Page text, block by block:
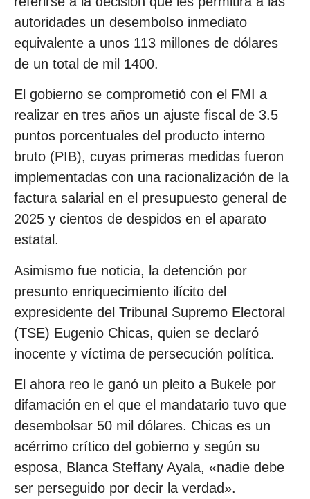
autoridades un desembolso inmediato
equivalente a unos 113 millones de dólares
de un total de mil 1400.
El gobierno se comprometió con el FMI a
realizar en tres años un ajuste fiscal de 3.5
puntos porcentuales del producto interno
bruto (PIB), cuyas primeras medidas fueron
implementadas con una racionalización de la
factura salarial en el presupuesto general de
2025 y cientos de despidos en el aparato
estatal.
Asimismo fue noticia, la detención por
presunto enriquecimiento ilícito del
expresidente del Tribunal Supremo Electoral
(TSE) Eugenio Chicas, quien se declaró
inocente y víctima de persecución política.
El ahora reo le ganó un pleito a Bukele por
difamación en el que el mandatario tuvo que
desembolsar 50 mil dólares. Chicas es un
acérrimo crítico del gobierno y según su
esposa, Blanca Steffany Ayala, «nadie debe
ser perseguido por decir la verdad».